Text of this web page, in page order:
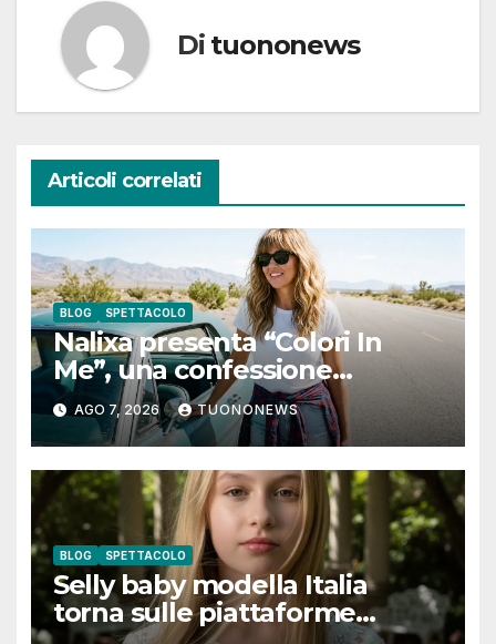
Di tuononews
Articoli correlati
BLOG SPETTACOLO
Nalixa presenta “Colori In
Me”, una confessione
notturna tra identità e libertà
AGO 7, 2026 TUONONEWS
BLOG SPETTACOLO
Selly baby modella Italia
torna sulle piattaforme